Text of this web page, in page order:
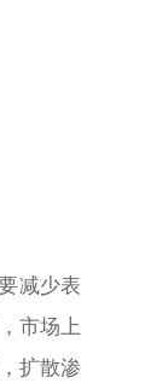
减少表
市场上
扩散渗